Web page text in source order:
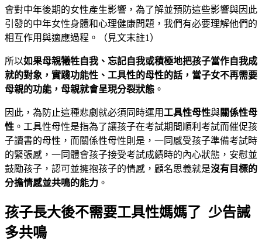
會對中年後期的女性產生影響，為了解並預防這些影響與因此
引發的中年女性身體和心理健康問題，我們有必要理解他們的
相互作用與適應過程。（見文末註1）
所以如果母親犧牲自我、忘記自我或積極地把孩子當作自我成
就的對象，實踐功能性、工具性的母性的話，當子女不再需要
母親的功能，母親就會呈現分裂狀態 。
因此，為防止這種悲劇就必須同時運用工具性母性與關係性母
性 。工具性母性是指為了讓孩子在考試期間順利考試而催促孩
子讀書的母性，而關係性母性則是，一同感受孩子準備考試時
的緊張感，一同體會孩子接受考試成績時的內心狀態，安慰並
鼓勵孩子，認可並擁抱孩子的情感，顧名思義就是沒有目標的
分擔情感並共鳴的能力 。
孩子長大後不需要工具性媽媽了 少告誡
多共鳴